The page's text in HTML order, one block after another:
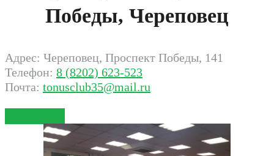
Победы, Череповец
Адрес: Череповец, Проспект Победы, 141
Телефон: 8 (8202) 623-523
Почта: tonusclub35@mail.ru